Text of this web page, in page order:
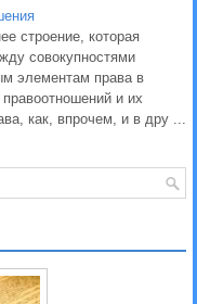
строение, которая
совокупностями
элементам права в
и их
как, впрочем, и в дру ...